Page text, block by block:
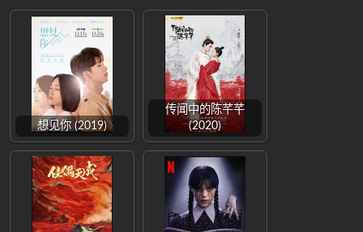
想见你 (2019)
传闻中的陈芊芊
(2020)